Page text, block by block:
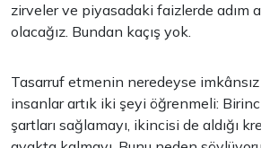
zirveler ve piyasadaki faizlerde adım
olacağız. Bundan kaçış yok.
Tasarruf etmenin neredeyse
insanlar artık iki şeyi öğrenmeli:
şartları sağlamayı, ikincisi de aldığı